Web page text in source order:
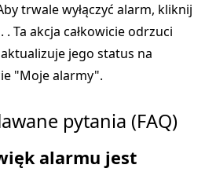
trwale wyłączyć alarm, kliknij
. . Ta akcja całkowicie odrzuci
jego status na
"Moje alarmy".
pytania (FAQ)
alarmu jest